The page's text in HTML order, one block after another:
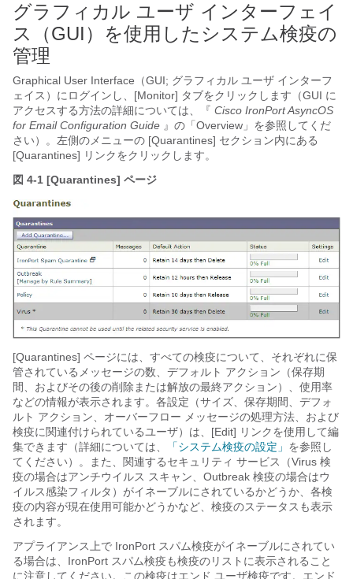
グラフィカル ユーザ インターフェイ
ス（GUI）を使用したシステム検疫の
管理
Graphical User Interface（GUI; グラフィカル ユーザ インターフ
ェイス）にログインし、[Monitor] タブをクリックします（GUI に
アクセスする方法の詳細については、『 Cisco IronPort AsyncOS
for Email Configuration Guide 』の「Overview」を参照してくだ
さい）。左側のメニューの [Quarantines] セクション内にある
[Quarantines] リンクをクリックします。
図 4-1 [Quarantines] ページ
[Quarantines] ページには、すべての検疫について、それぞれに保
管されているメッセージの数、デフォルト アクション（保存期
間、およびその後の削除または解放の最終アクション）、使用率
などの情報が表示されます。各設定（サイズ、保存期間、デフォ
ルト アクション、オーバーフロー メッセージの処理方法、および
検疫に関連付けられているユーザ）は、[Edit] リンクを使用して編
集できます（詳細については、
「システム検疫の設定」 を参照し
てください）。また、関連するセキュリティ サービス（Virus 検
疫の場合はアンチウイルス スキャン、Outbreak 検疫の場合はウ
イルス感染フィルタ）がイネーブルにされているかどうか、各検
疫の内容が現在使用可能かどうかなど、検疫のステータスも表示
されます。
アプライアンス上で IronPort スパム検疫がイネーブルにされてい
る場合は、IronPort スパム検疫も検疫のリストに表示されること
に注意してください。この検疫はエンド ユーザ検疫です。エンド